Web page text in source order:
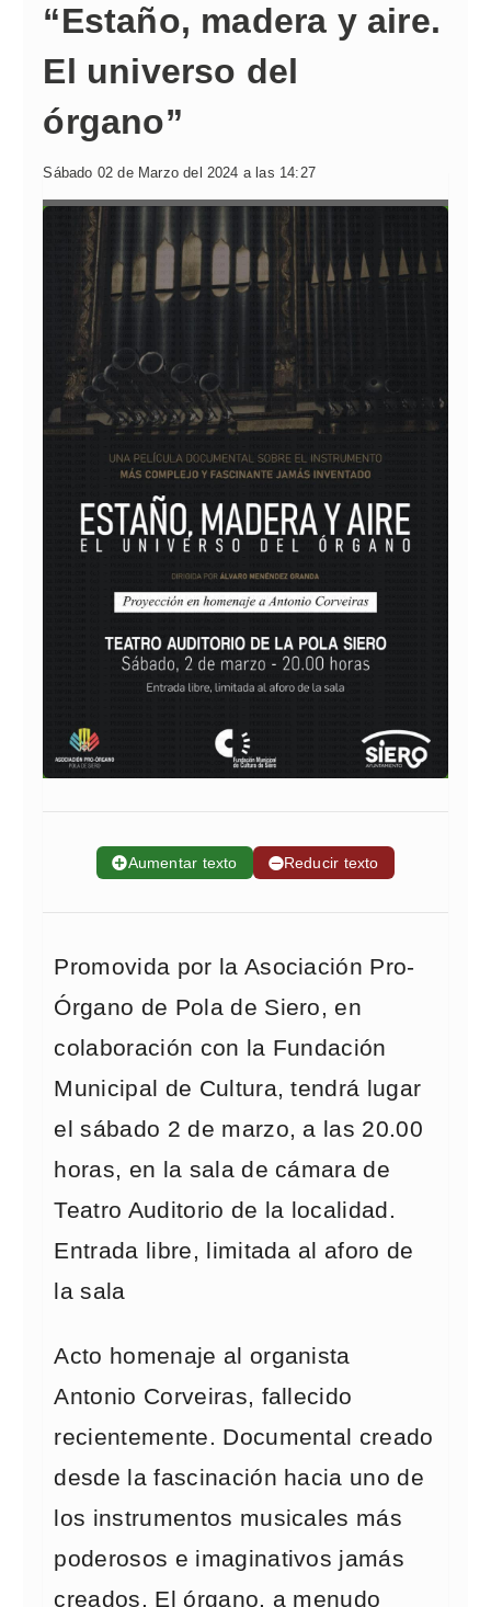
“Estaño, madera y aire.
El universo del
órgano”
Sábado 02 de Marzo del 2024 a las 14:27
➕Aumentar texto ➖Reducir texto
Promovida por la Asociación Pro-
Órgano de Pola de Siero, en
colaboración con la Fundación
Municipal de Cultura, tendrá lugar
el sábado 2 de marzo, a las 20.00
horas, en la sala de cámara de
Teatro Auditorio de la localidad.
Entrada libre, limitada al aforo de
la sala
Acto homenaje al organista
Antonio Corveiras, fallecido
recientemente. Documental creado
desde la fascinación hacia uno de
los instrumentos musicales más
poderosos e imaginativos jamás
creados. El órgano, a menudo